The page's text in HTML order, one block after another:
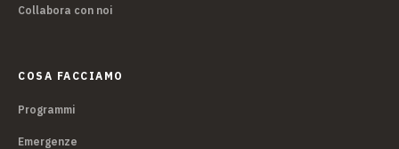
Collabora con noi
COSA FACCIAMO
Programmi
Emergenze